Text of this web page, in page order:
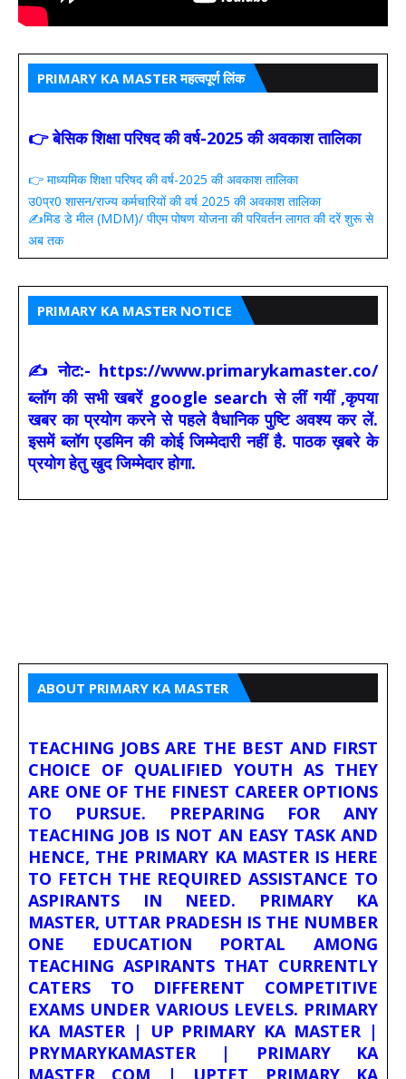
PRIMARY KA MASTER महत्वपूर्ण लिंक
👉 बेसिक शिक्षा परिषद की वर्ष-2025 की अवकाश तालिका
👉 माध्यमिक शिक्षा परिषद की वर्ष-2025 की अवकाश तालिका
उ0प्र0 शासन/राज्य कर्मचारियों की वर्ष 2025 की अवकाश तालिका
✍️मिड डे मील (MDM)/ पीएम पोषण योजना की परिवर्तन लागत की दरें शुरू से
अब तक
PRIMARY KA MASTER NOTICE
✍ नोट:- https://www.primarykamaster.co/
ब्लॉग की सभी खबरें google search से लीं गयीं ,कृपया
खबर का प्रयोग करने से पहले वैधानिक पुष्टि अवश्य कर लें.
इसमें ब्लॉग एडमिन की कोई जिम्मेदारी नहीं है. पाठक ख़बरे के
प्रयोग हेतु खुद जिम्मेदार होगा.
ABOUT PRIMARY KA MASTER
TEACHING JOBS ARE THE BEST AND FIRST
CHOICE OF QUALIFIED YOUTH AS THEY
ARE ONE OF THE FINEST CAREER OPTIONS
TO PURSUE. PREPARING FOR ANY
TEACHING JOB IS NOT AN EASY TASK AND
HENCE, THE PRIMARY KA MASTER IS HERE
TO FETCH THE REQUIRED ASSISTANCE TO
ASPIRANTS IN NEED. PRIMARY KA
MASTER, UTTAR PRADESH IS THE NUMBER
ONE EDUCATION PORTAL AMONG
TEACHING ASPIRANTS THAT CURRENTLY
CATERS TO DIFFERENT COMPETITIVE
EXAMS UNDER VARIOUS LEVELS. PRIMARY
KA MASTER | UP PRIMARY KA MASTER |
PRYMARYKAMASTER | PRIMARY KA
MASTER COM | UPTET PRIMARY KA